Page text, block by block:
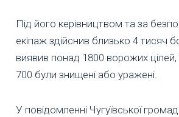
Під його керівництвом та за
екіпаж здійснив близько 4 тисяч
виявив понад 1800 ворожих цілей,
700 були знищені або уражені.
У повідомленні Чугуївської